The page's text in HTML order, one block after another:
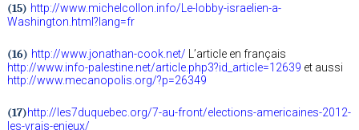
(15) http://www.michelcollon.info/Le-lobby-israelien-a-
Washington.html?lang=fr
(16) http://www.jonathan-cook.net/ L’article en français
http://www.info-palestine.net/article.php3?id_article=12639 et aussi
http://www.mecanopolis.org/?p=26349
(17)http://les7duquebec.org/7-au-front/elections-americaines-2012-
les-vrais-enjeux/